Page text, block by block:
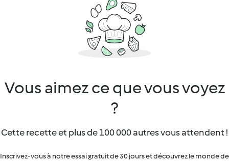
Vous aimez ce que vous voyez
?
Cette recette et plus de 100 000 autres vous attendent !
Inscrivez-vous à notre essai gratuit de 30 jours et découvrez le monde de